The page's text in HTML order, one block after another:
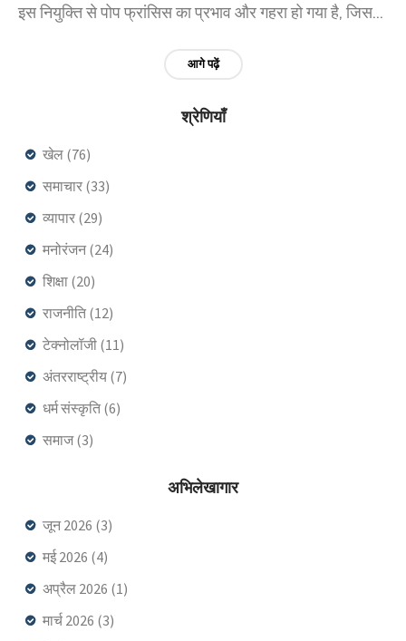
इस नियुक्ति से पोप फ्रांसिस का प्रभाव और गहरा हो गया है, जिसका
आगे पढ़ें
श्रेणियाँ
खेल (76)
समाचार (33)
व्यापार (29)
मनोरंजन(24)
शिक्षा (20)
राजनीति (12)
टेक्नोलॉजी (11)
अंतरराष्ट्रीय (7)
धर्म संस्कृति (6)
समाज(3)
अभिलेखागार
जून 2026 (3)
मई 2026 (4)
अप्रैल 2026 (1)
मार्च 2026 (3)